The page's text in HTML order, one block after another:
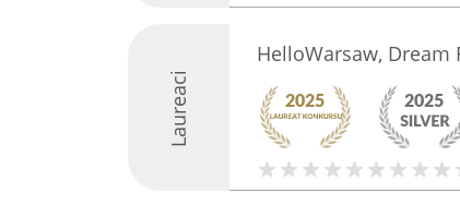
Laureaci
HelloWarsaw, Dream